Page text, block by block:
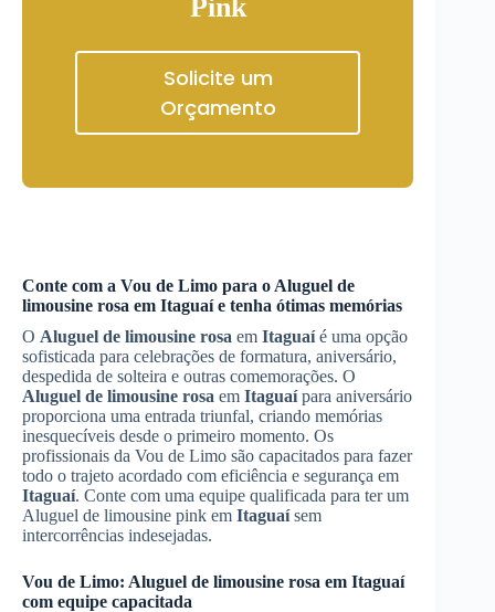
Pink
Solicite um
Orçamento
Conte com a Vou de Limo para o Aluguel de
limousine rosa em Itaguaíe tenha ótimas memórias
O Aluguel de limousine rosa em Itaguaíé uma opção
sofisticada para celebrações de formatura, aniversário,
despedida de solteira e outras comemorações. O
Aluguel de limousine rosa em Itaguaípara aniversário
proporciona uma entrada triunfal, criando memórias
inesquecíveis desde o primeiro momento. Os
profissionais da Vou de Limo são capacitados para fazer
todo o trajeto acordado com eficiência e segurança em
Itaguaí. Conte com uma equipe qualificada para ter um
Aluguel de limousine pink em Itaguaísem
intercorrências indesejadas.
Vou de Limo: Aluguel de limousine rosa em Itaguaí
com equipe capacitada